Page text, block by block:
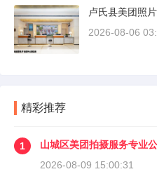
卢氏县美团照
2026-08-06
精彩推荐
1
山城区美团拍摄服务专业
2026-08-09 15:00:31